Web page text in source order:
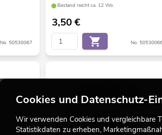
No. 50530067
Bestand reicht ca. 12 Wo.
3,50€
No.
Cookies und Datenschutz-
Wir verwenden Cookies und vergleichbare
Statistikdaten zu erheben,